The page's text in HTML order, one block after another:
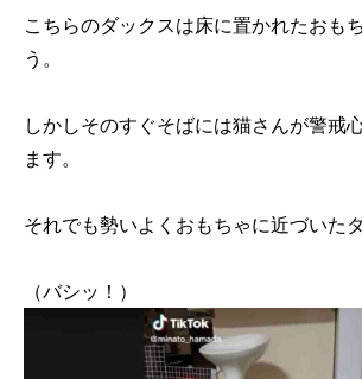
こちらのダックスは床に置かれたおも
う。
しかしそのすぐそばには猫さんが警戒
ます。
それでも勢いよくおもちゃに近づいた
（バシッ！）